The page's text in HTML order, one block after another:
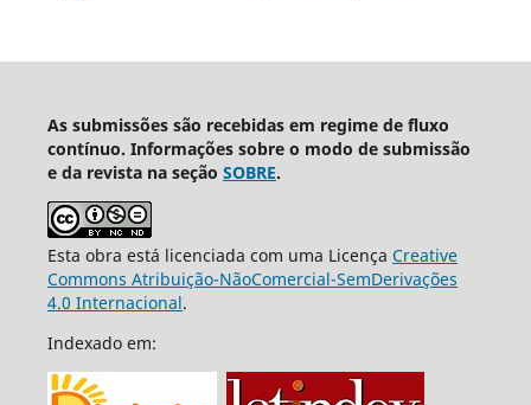
As submissões são recebidas em regime de fluxo
contínuo. Informações sobre o modo de submissão
e da revista na seção SOBRE.
Esta obra está licenciada com uma Licença Creative
Commons Atribuição-NãoComercial-SemDerivações
4.0 Internacional.
Indexado em: